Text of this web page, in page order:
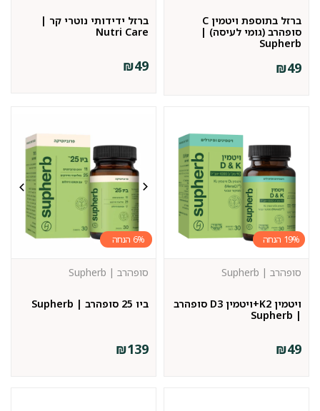
ברזל בתוספת ויטמין C
סופהרב (גומי לעיסה) |
Supherb
₪49
ברזל ידידותי נוטרי קר |
Nutri Care
₪49
19%
ויטמין K2+ויטמין D3 סופהרב
| Supherb
סופהרב | Supherb
₪49
6%
ביו 25 סופהרב | Supherb
סופהרב | Supherb
₪139